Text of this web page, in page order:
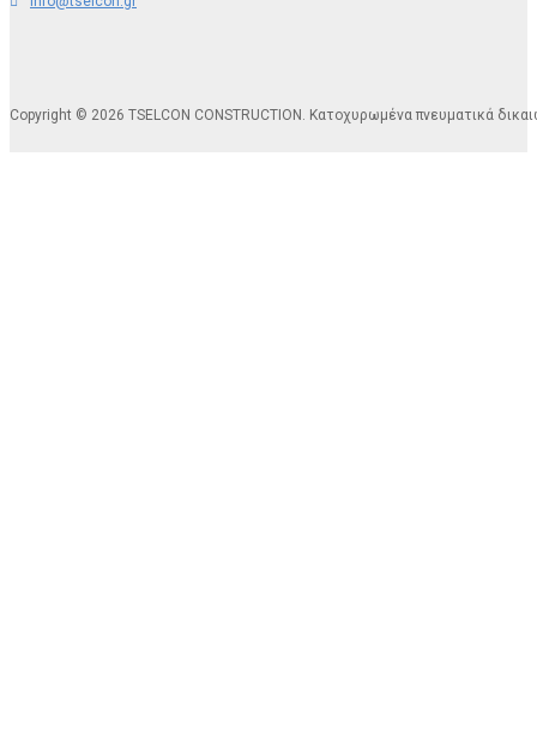
Copyright © 2026 TSELCON CONSTRUCTION. Κατοχυρωμένα πνευματικά